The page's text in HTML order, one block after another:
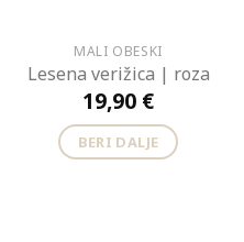
MALI OBESKI
Lesena verižica | roza
19,90 €
BERI DALJE